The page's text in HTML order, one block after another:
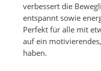
verbessert die
entspannt sowie
Perfekt für alle mit
auf ein
haben.